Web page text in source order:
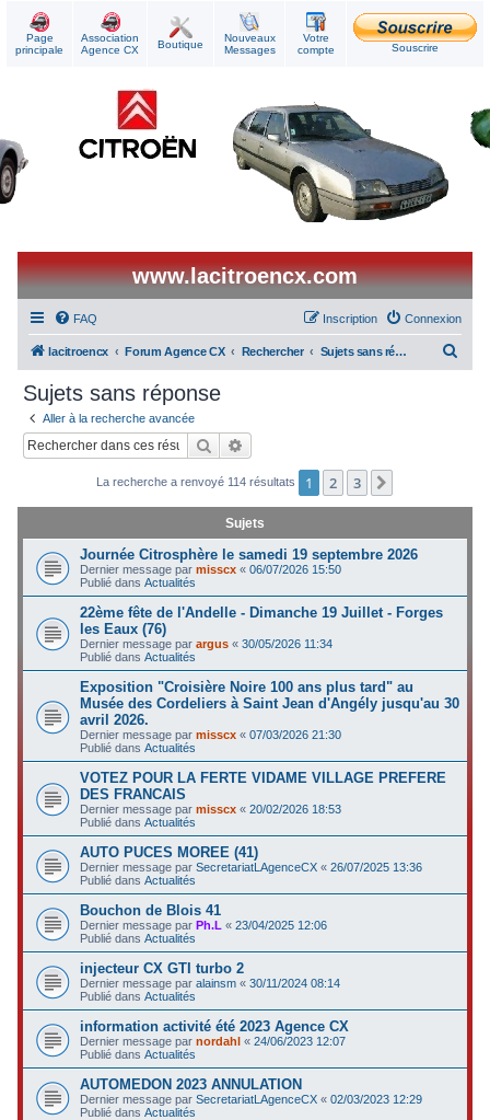
Page
principale
Association
Agence CX
Boutique
Nouveaux
Messages
Votre
compte
Souscrire
www.lacitroencx.com
FAQ Connexion
Inscription
lacitroencx Forum Agence CX Rechercher Sujets sans réponse
c
Sujets sans réponse
Aller à la recherche avancée
Rechercher
La recherche a renvoyé 114 résultats 1 2 3
Sujets
Journée Citrosphère le samedi 19 septembre 2026
Dernier message parmisscx «06/07/2026 15:50
Publié dansActualités
22ème fête de l'Andelle - Dimanche 19 Juillet - Forges
les Eaux (76)
Dernier message parargus «30/05/2026 11:34
Publié dansActualités
Exposition "Croisière Noire 100 ans plus tard" au
Musée des Cordeliers à Saint Jean d'Angély jusqu'au 30
avril 2026.
Dernier message parmisscx «07/03/2026 21:30
Publié dansActualités
VOTEZ POUR LA FERTE VIDAME VILLAGE PREFERE
DES FRANCAIS
Dernier message parmisscx «20/02/2026 18:53
Publié dansActualités
AUTO PUCES MOREE (41)
Dernier message parSecretariatLAgenceCX «26/07/2025 13:36
Publié dansActualités
Bouchon de Blois 41
Dernier message parPh.L «23/04/2025 12:06
Publié dansActualités
injecteur CX GTI turbo 2
Dernier message paralainsm «30/11/2024 08:14
Publié dansActualités
information activité été 2023 Agence CX
Dernier message parnordahl «24/06/2023 12:07
Publié dansActualités
AUTOMEDON 2023 ANNULATION
Dernier message parSecretariatLAgenceCX «02/03/2023 12:29
Publié dansActualités